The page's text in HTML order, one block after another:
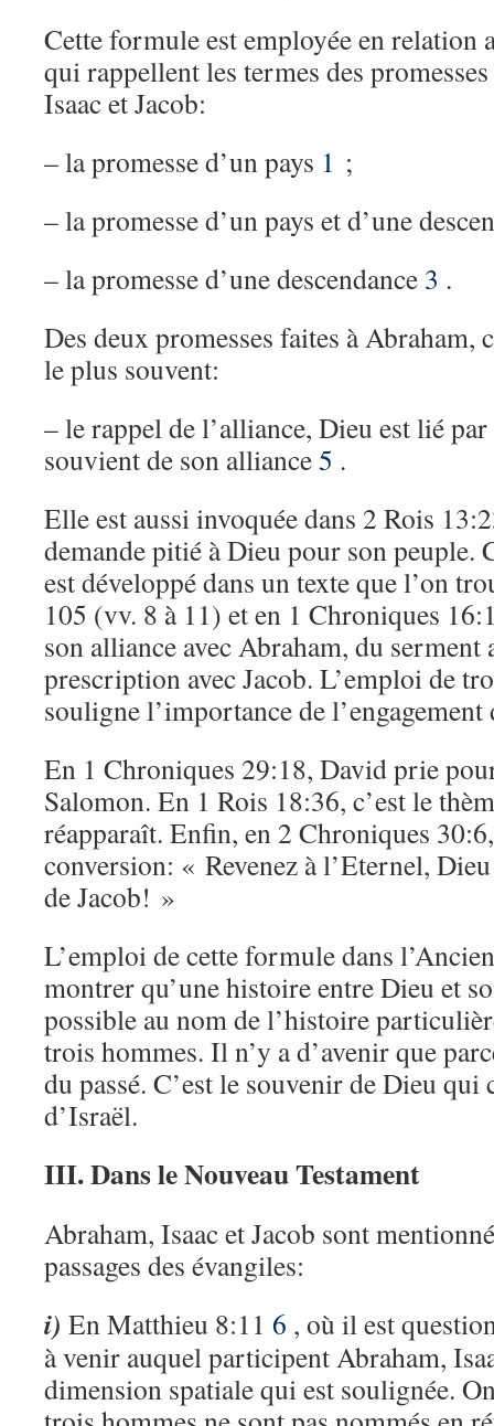
Cette formule est employée en relation
qui rappellent les termes des
Isaac et Jacob:
– la promesse d’un pays 1 ;
– la promesse d’un pays et d’une
– la promesse d’une descendance 3 .
Des deux promesses faites à Abraham,
le plus souvent:
– le rappel de l’alliance, Dieu est lié
souvient de son alliance5 .
Elle est aussi invoquée dans 2 Rois
demande pitié à Dieu pour son peuple.
est développé dans un texte que l’on
105 (vv. 8 à 11) et en 1 Chroniques
son alliance avec Abraham, du serment
prescription avec Jacob. L’emploi de
souligne l’importance de l’engagement
En 1 Chroniques 29:18, David prie
Salomon. En 1 Rois 18:36, c’est le
réapparaît. Enfin, en 2 Chroniques
conversion: « Revenez à l’Eternel,
de Jacob! »
L’emploi de cette formule dans
montrer qu’une histoire entre Dieu et
possible au nom de l’histoire
trois hommes. Il n’y a d’avenir que
du passé. C’est le souvenir de Dieu
d’Israël.
III. Dans le Nouveau Testament
Abraham, Isaac et Jacob sont
passages des évangiles:
i) En Matthieu 8:11 6 , où il est
à venir auquel participent Abraham,
dimension spatiale qui est soulignée.